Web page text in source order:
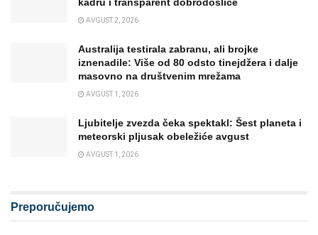
AVGUST 2, 2026
Australija testirala zabranu, ali brojke
iznenadile: Više od 80 odsto tinejdžera i dalje
masovno na društvenim mrežama
AVGUST 1, 2026
Ljubitelje zvezda čeka spektakl: Šest planeta i
meteorski pljusak obeležiće avgust
AVGUST 1, 2026
Preporučujemo